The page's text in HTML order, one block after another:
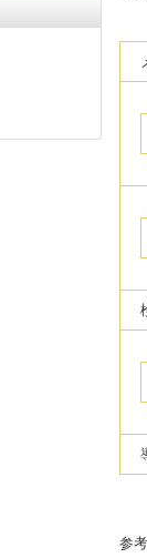
参